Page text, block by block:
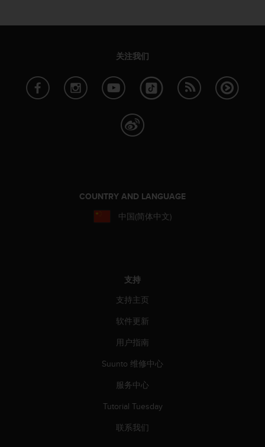
关注我们
COUNTRY AND LANGUAGE
中国(简体中文)
支持
支持主页
软件更新
用户指南
Suunto 维修中心
服务中心
Tutorial Tuesday
联系我们